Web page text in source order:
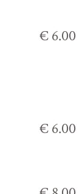
€ 6.00
€ 6.00